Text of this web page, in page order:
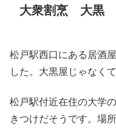
大衆割烹 大黒
松戸駅西口にある居酒
した。大黒屋じゃなく
松戸駅付近在住の大学
きつけだそうです。場